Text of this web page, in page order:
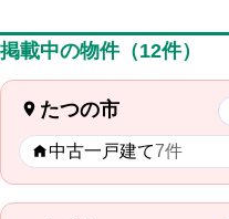
掲載中の物件（12件）
たつの市
中古一戸建て7件